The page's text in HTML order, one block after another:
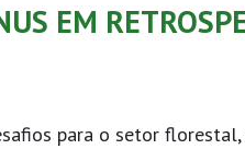
EM
para o setor